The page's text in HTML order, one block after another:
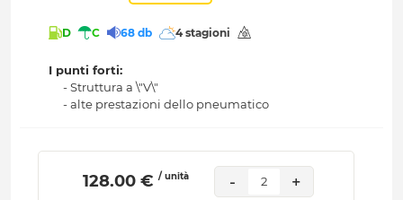
D C 68 db 4 stagioni
I punti forti:
- Struttura a \"V\"
- alte prestazioni dello pneumatico
128.00 € / unità - 2 +